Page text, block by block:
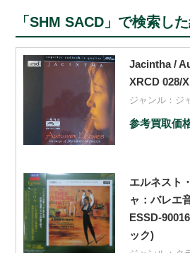
「SHM SACD」で検索し
Jacintha /
XRCD 028/
ジャンル： ジ
参考買取価
エルネスト
ャ：バレエ
ESSD-
ック)